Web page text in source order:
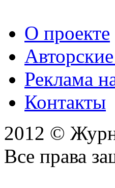
О проекте
Реклама
Контакты
2012 ©
Все права